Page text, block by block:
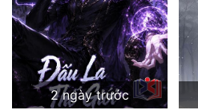
2 ngày trước